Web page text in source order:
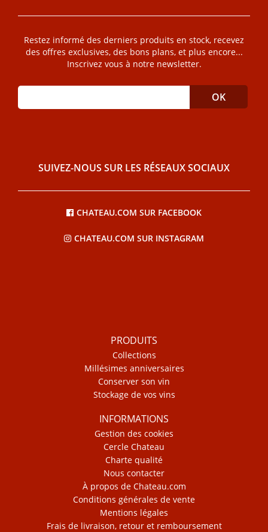
Restez informé des derniers produits en stock, recevez
des offres exclusives, des bons plans, et plus encore...
Inscrivez vous à notre newsletter.
SUIVEZ-NOUS SUR LES RÉSEAUX SOCIAUX
CHATEAU.COM SUR FACEBOOK
CHATEAU.COM SUR INSTAGRAM
PRODUITS
Collections
Millésimes anniversaires
Conserver son vin
Stockage de vos vins
INFORMATIONS
Gestion des cookies
Cercle Chateau
Charte qualité
Nous contacter
À propos de Chateau.com
Conditions générales de vente
Mentions légales
Frais de livraison, retour et remboursement